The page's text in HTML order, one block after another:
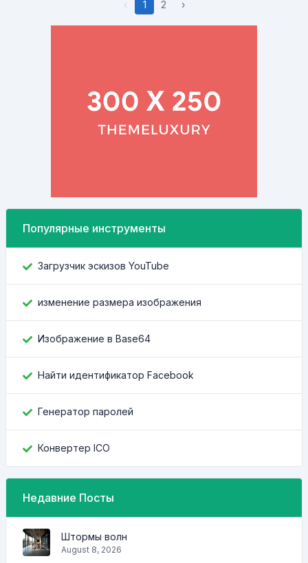
‹ 1 2 ›
Популярные инструменты
Загрузчик эскизов YouTube
изменение размера изображения
Изображение в Base64
Найти идентификатор Facebook
Генератор паролей
Конвертер ICO
Недавние Посты
Штормы волн
August 8, 2026